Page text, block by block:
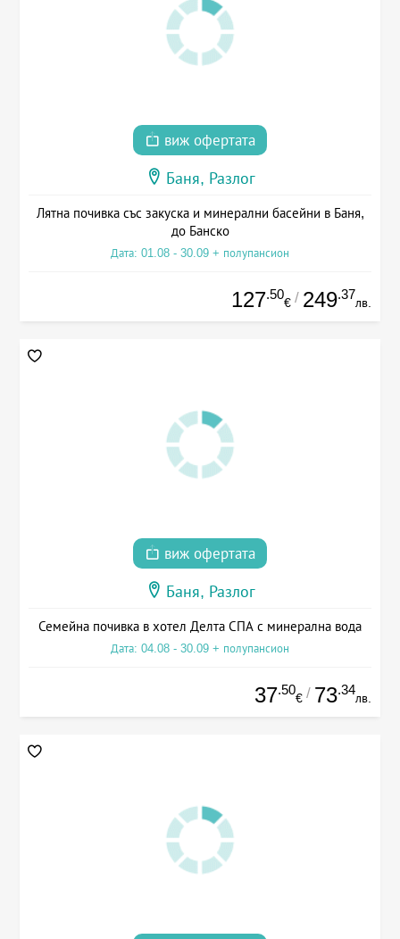
виж офертата
Баня, Разлог
Лятна почивка със закуска и минерални басейни в Баня,
до Банско
Дата: 01.08 - 30.09 + полупансион
127.50
€ / 249.37
лв.
виж офертата
Баня, Разлог
Семейна почивка в хотел Делта СПА с минерална вода
Дата: 04.08 - 30.09 + полупансион
37.50
€ / 73.34
лв.